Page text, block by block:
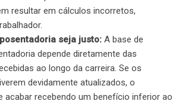
resultar em cálculos incorretos,
seja justo: A base de
depende diretamente das
ao longo da carreira. Se os
devidamente atualizados, o
acabar recebendo um benefício inferior ao